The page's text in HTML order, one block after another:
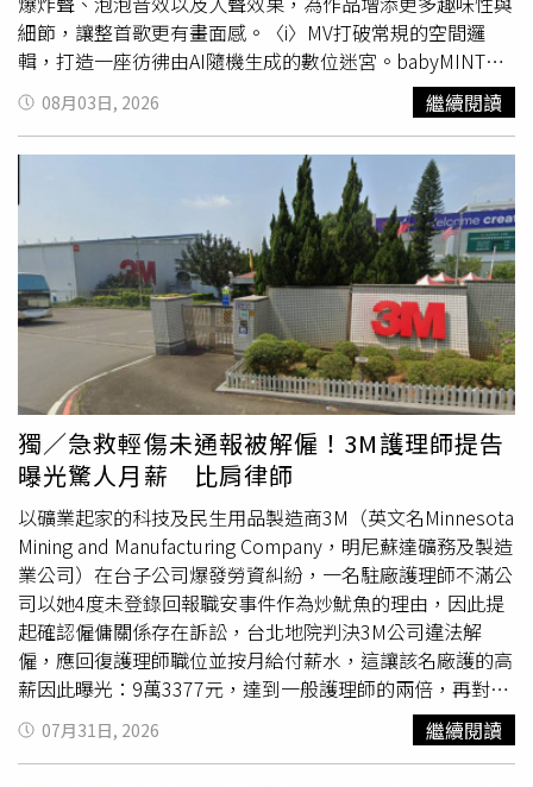
線的行為，曾明確表達拒絕。隨著短劇市場近年快速成長，
大量資金湧入，也讓相關拍攝規範與職場保障受到關注。外
界認為，此事件凸顯從業人員在面對資方時，如何建立更完
善的申訴與保障機制，避免權力失衡衍生爭議，已成為產業
發展的重要課題。
細節，讓整首歌更有畫面感。〈i〉MV打破常規的空間邏
輯，打造一座彷彿由AI隨機生成的數位迷宮。babyMINT化
身少女搜索隊，穿梭於超現實道具、荒誕競技關卡與奇異野
生動物交織而成的迷宮樂園，在充滿未知的世界中一路冒險
探索。為了呈現最好的畫面，babyMINT從白天一路拍到隔
天凌晨4點，甚至還出現了「見血」的意外！其中一幕需要
熙妍拉弓射箭，但她卻突然感覺手濕濕的，才發現自己竟然
流血 了，熙妍表示：「其實當下不會痛，只是摸到手濕濕
的，覺得可能沾到什麼膠，結果是自己的血。」儘管流血，
但熙妍仍開心直呼射箭非常好玩，笑說：「不過成員們接我
的箭都超輕鬆，還翹小指就接住了，害我有點受傷，但沒關
係，我覺得很開心。」在法國出生長大的Vikky則分享了一
則錄音時的趣事：「有一個part是我跟粼粼一起唱，她先
Rap，然後我要跟著她，但是Rap全部都是中文！你們知道
有多難嗎？」她坦言自己跟不上，崩潰地說：「我知道旋律
是什麼、知道拍子是什麼，但是我的舌頭就不想要聽我的，
會自己打結！」直率的反應笑翻眾人。其他成員也紛紛表示
〈i〉並不好唱，品妡分享：「副歌卡在一個你準備要換假
音的地方，然後你就要一直吊在那邊。」栩栩也表示自己在
錄音時被雕很久；這次的「高音擔當」丞妘更透露：「這首
歌我每次進錄音室都進三個小時，還有背景有很多笑聲都是
我的，歡迎大家來找碴。」
08月03日, 2026 繼續閱讀
獨／急救輕傷未通報被解僱！3M護理師提告
曝光驚人月薪 比肩律師
以礦業起家的科技及民生用品製造商3M（英文名Minnesota
Mining and Manufacturing Company，明尼蘇達礦務及製造
業公司）在台子公司爆發勞資糾紛，一名駐廠護理師不滿公
司以她4度未登錄回報職安事件作為炒魷魚的理由，因此提
起確認僱傭關係存在訴訟，台北地院判決3M公司違法解
僱，應回復護理師職位並按月給付薪水，這讓該名廠護的高
薪因此曝光：9萬3377元，達到一般護理師的兩倍，再對比
勞動部公布的十大高薪行業，3M廠護薪資行情堪比排名第7
的律師（平均9萬3千元），也印證外商公司待遇福利遠優於
07月31日, 2026 繼續閱讀